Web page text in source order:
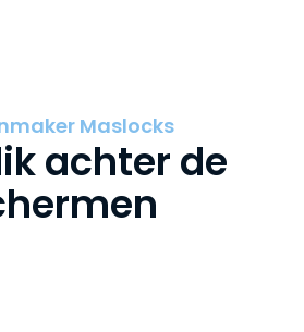
Maslocks
achter de